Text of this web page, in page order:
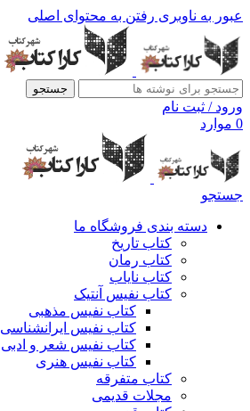
عبور به ناوبری رفتن به محتوای اصلی
جستجو
ورود / ثبت نام
0 موارد
جستجو
دسته بندی فروشگاه ما
کتاب تاریخ
کتاب رمان
کتاب نایاب
کتاب نفیس آنتیک
کتاب نفیس مذهبی
کتاب نفیس ایرانشناسی
کتاب نفیس شعر و ادبی
کتاب نفیس هنری
کتاب متفرقه
مجلات قدیمی